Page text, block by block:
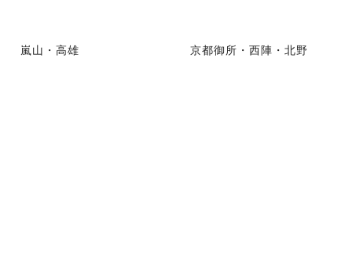
嵐山・高雄 京都御所・西陣・北野